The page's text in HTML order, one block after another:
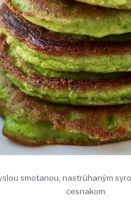
smotanou, nastrúhaným
cesnakom.